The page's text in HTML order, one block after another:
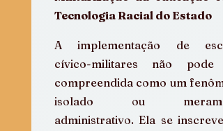
Tecnologia Racial do Estado
A implementação de
cívico-militares não pode
compreendida como um
isolado ou
administrativo. Ela se inscreve